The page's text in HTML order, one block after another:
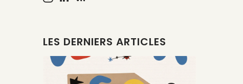
LES DERNIERS ARTICLES